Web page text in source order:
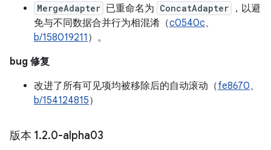
MergeAdapter 已重命名为 ConcatAdapter
，以避
免与不同数据合并行为相混淆（c0540c、
b/158019211 ）。
bug 修复
改进了所有可见项均被移除后的自动滚动（fe8670、
b/154124815）
版本 1.2.0-alpha03